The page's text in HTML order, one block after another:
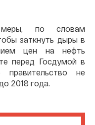
по словам
заткнуть дыры в
цен на нефть
перед Госдумой в
не
2018 года.